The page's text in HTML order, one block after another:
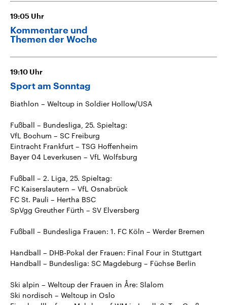
19:05 Uhr
Kommentare und
Themen der Woche
19:10 Uhr
Sport am Sonntag
Biathlon – Weltcup in Soldier Hollow/USA
Fußball – Bundesliga, 25. Spieltag:
VfL Bochum – SC Freiburg
Eintracht Frankfurt – TSG Hoffenheim
Bayer 04 Leverkusen – VfL Wolfsburg
Fußball – 2. Liga, 25. Spieltag:
FC Kaiserslautern – VfL Osnabrück
FC St. Pauli – Hertha BSC
SpVgg Greuther Fürth – SV Elversberg
Fußball – Bundesliga Frauen: 1. FC Köln – Werder Bremen
Handball – DHB-Pokal der Frauen: Final Four in Stuttgart
Handball – Bundesliga: SC Magdeburg – Füchse Berlin
Ski alpin – Weltcup der Frauen in Åre: Slalom
Ski nordisch – Weltcup in Oslo